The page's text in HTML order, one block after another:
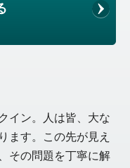
イン。人は皆、大な
ます。この先が見え
その問題を丁寧に解